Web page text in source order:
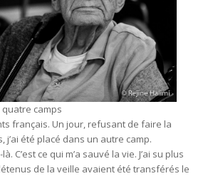
camps
français. Un jour, refusant de faire la
j’ai été placé dans un autre camp.
C’est ce qui m’a sauvé la vie. J’ai su plus
de la veille avaient été transférés le